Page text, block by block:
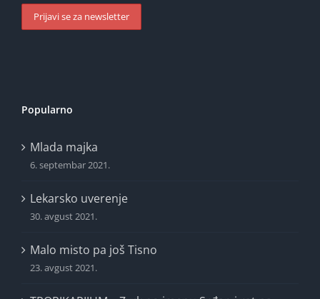
Popularno
Mlada majka
6. septembar 2021.
Lekarsko uverenje
30. avgust 2021.
Malo misto pa još Tisno
23. avgust 2021.